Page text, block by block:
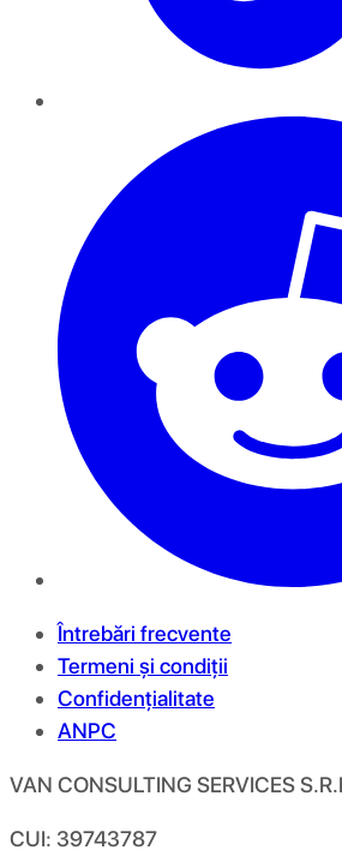
Întrebări frecvente
Termeni și condiții
Confidențialitate
ANPC
VAN CONSULTING SERVICES
CUI: 39743787